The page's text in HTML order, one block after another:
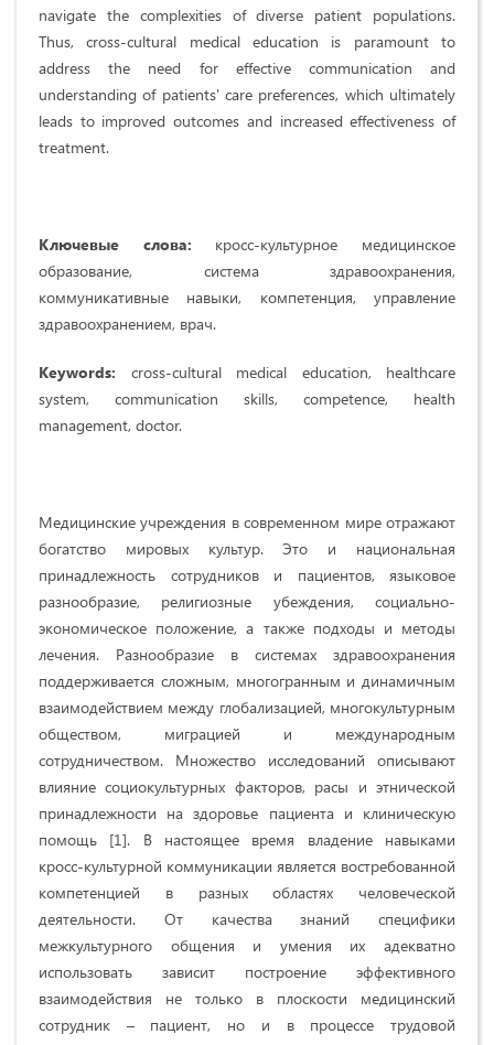
navigate the complexities of diverse patient populations.
Thus, cross-cultural medical education is paramount to
address the need for effective communication and
understanding of patients' care preferences, which ultimately
leads to improved outcomes and increased effectiveness of
treatment.
Ключевые слова: кросс-культурное медицинское
образование, система здравоохранения,
коммуникативные навыки, компетенция, управление
здравоохранением, врач.
Keywords: cross-cultural medical education, healthcare
system, communication skills, competence, health
management, doctor.
Медицинские учреждения в современном мире отражают
богатство мировых культур. Это и национальная
принадлежность сотрудников и пациентов, языковое
разнообразие, религиозные убеждения, социально-
экономическое положение, а также подходы и методы
лечения. Разнообразие в системах здравоохранения
поддерживается сложным, многогранным и динамичным
взаимодействием между глобализацией, многокультурным
обществом, миграцией и международным
сотрудничеством. Множество исследований описывают
влияние социокультурных факторов, расы и этнической
принадлежности на здоровье пациента и клиническую
помощь [1]. В настоящее время владение навыками
кросс-культурной коммуникации является востребованной
компетенцией в разных областях человеческой
деятельности. От качества знаний специфики
межкультурного общения и умения их адекватно
использовать зависит построение эффективного
взаимодействия не только в плоскости медицинский
сотрудник – пациент, но и в процессе трудовой